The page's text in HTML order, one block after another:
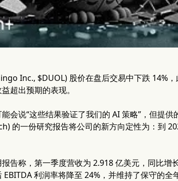
Inc., $DUOL) 股价在盘后交易中下跌 14%
超出预期的表现。
会说“这些结果验证了我们的 AI 策略”，但提
的一份研究报告将公司的新方向定性为：到
告称，第一季度营收为 2.918 亿美元，同比增
利润率将降至 24%，并维持了保守的全